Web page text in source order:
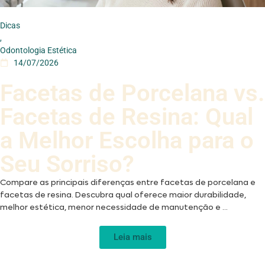
Dicas
,
Odontologia Estética
14/07/2026
Facetas de Porcelana vs.
Facetas de Resina: Qual
a Melhor Escolha para o
Seu Sorriso?
Compare as principais diferenças entre facetas de porcelana e
facetas de resina. Descubra qual oferece maior durabilidade,
melhor estética, menor necessidade de manutenção e ...
Leia mais